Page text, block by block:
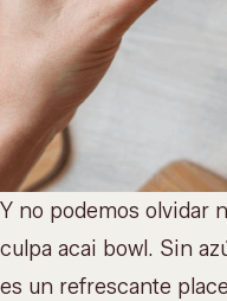
Y no podemos olvidar
culpa acai bowl. Sin
es un refrescante